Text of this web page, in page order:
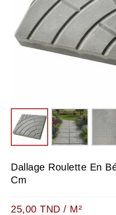
Dallage Roulette En
Cm
25,00TND / M²